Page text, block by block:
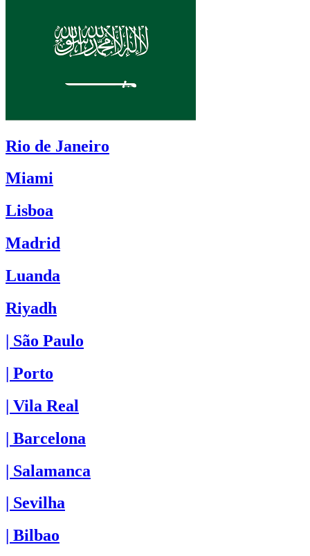
Rio de Janeiro
Miami
Lisboa
Madrid
Luanda
Riyadh
| São Paulo
| Porto
| Vila Real
| Barcelona
| Salamanca
| Sevilha
| Bilbao